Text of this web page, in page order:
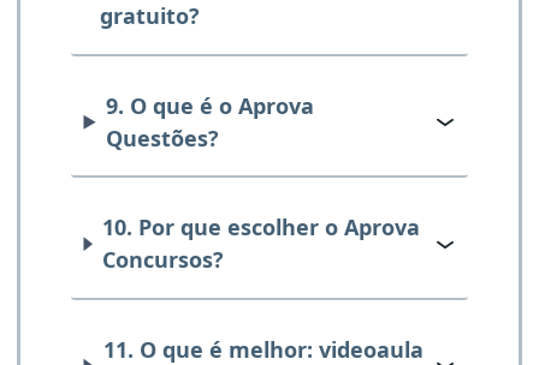
gratuito?
9. O que é o Aprova
Questões?
10. Por que escolher o Aprova
Concursos?
11. O que é melhor: videoaula